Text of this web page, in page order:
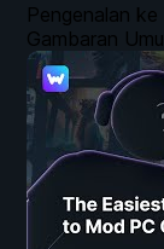
Pengenalan
Gambaran